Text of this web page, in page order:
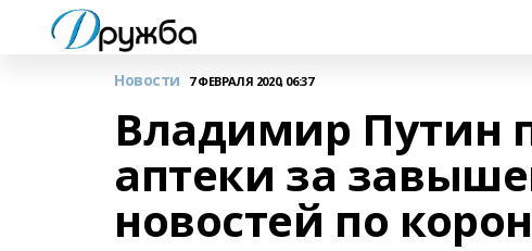
Новости 7 ФЕВРАЛЯ 2020, 06:37
Владимир Путин
аптеки за
новостей по